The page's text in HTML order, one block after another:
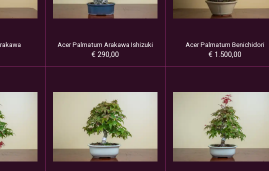
Acer Palmatum Arakawa Ishizuki
€ 290,00
Acer Palmatum Benichidori
€ 1.500,00